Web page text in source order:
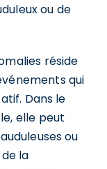
ou de
réside
qui
Dans le
elle peut
ou
la